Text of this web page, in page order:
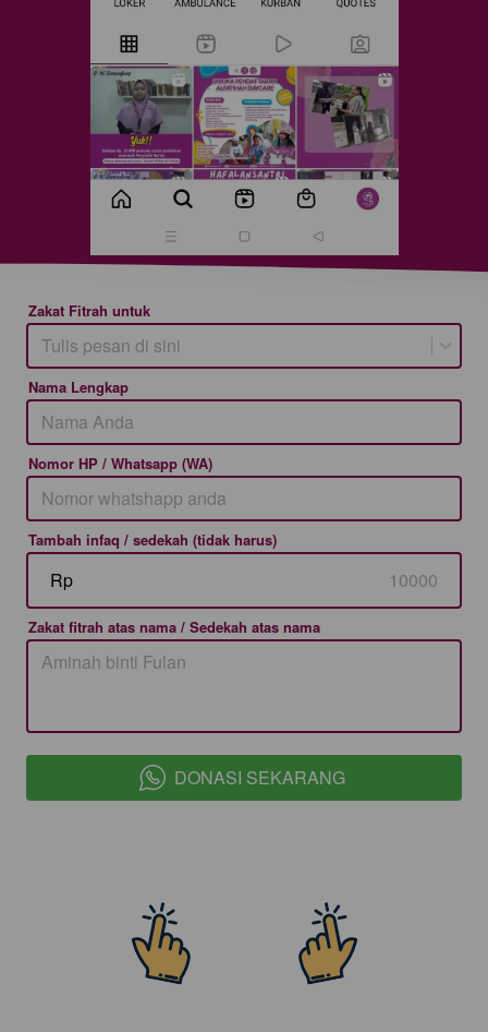
Zakat Fitrah untuk
Tulis pesan di sini
Nama Lengkap
Nomor HP / Whatsapp (WA)
Tambah infaq / sedekah (tidak harus)
Rp
Zakat fitrah atas nama / Sedekah atas nama
` DONASI SEKARANG